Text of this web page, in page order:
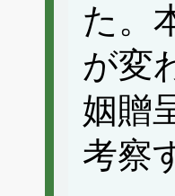
た。
が変
姻贈
考察